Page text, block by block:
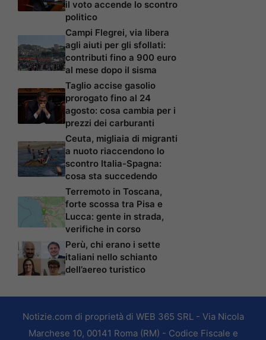
il voto accende lo scontro
politico
Campi Flegrei, via libera
agli aiuti per gli sfollati:
contributi fino a 900 euro
al mese dopo il sisma
Taglio accise gasolio
prorogato fino al 24
agosto: cosa cambia per i
prezzi dei carburanti
Ceuta, migliaia di migranti
a nuoto riaccendono lo
scontro Italia-Spagna:
cosa sta succedendo
Terremoto in Toscana,
forte scossa tra Pisa e
Lucca: gente in strada,
verifiche in corso
Perù, chi erano i sette
italiani nello schianto
dell’aereo turistico
Notizie.com di proprietà di WEB 365 SRL - Via Nicola
Marchese 10, 00141 Roma (RM) - Codice Fiscale e